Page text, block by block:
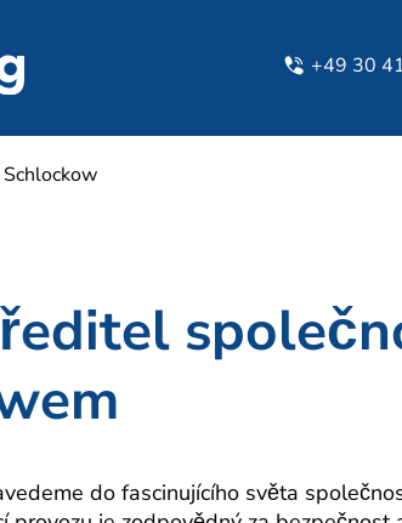
+49 30
do fascinujícího světa